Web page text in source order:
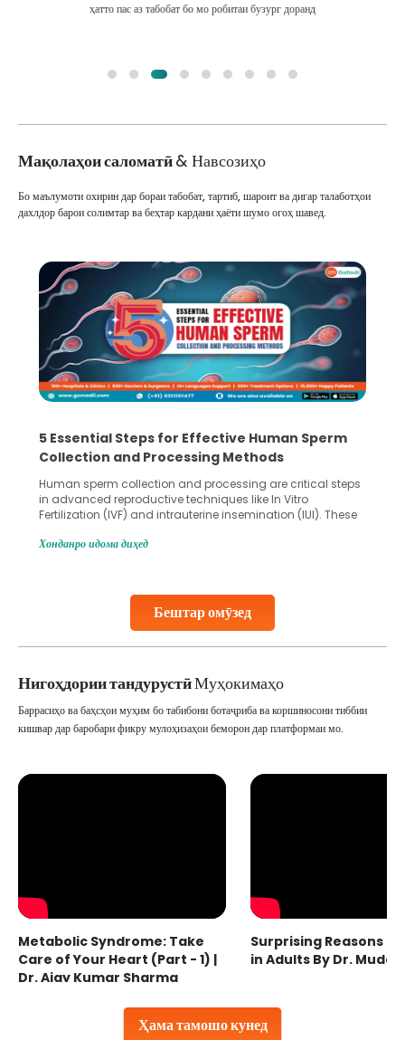
ҳатто пас аз табобат бо мо робитаи бузург доранд
Мақолаҳои саломатӣ& Навсозиҳо
Бештар омӯзед
Бо маълумоти охирин дар бораи табобат, тартиб, шароит ва дигар талаботҳои
дахлдор барои солимтар ва беҳтар кардани ҳаёти шумо огоҳ шавед.
5 Essential Steps for Effective Human Sperm
Collection and Processing Methods
Human sperm collection and processing are critical steps
in advanced reproductive techniques like In Vitro
Fertilization (IVF) and intrauterine insemination (IUI). These
challenges and help couples achieve their dream of
collected, they process the
Хонданро идома диҳед
Нигоҳдории тандурустӣМуҳокимаҳо
Ҳама тамошо кунед
Баррасиҳо ва баҳсҳои муҳим бо табибони ботаҷриба ва коршиносони тиббии
кишвар дар баробари фикру мулоҳизаҳои беморон дар платформаи мо.
Metabolic Syndrome: Take
Care of Your Heart (Part - 1) |
Dr. Ajay Kumar Sharma
Surprising Reasons
in Adults By Dr.